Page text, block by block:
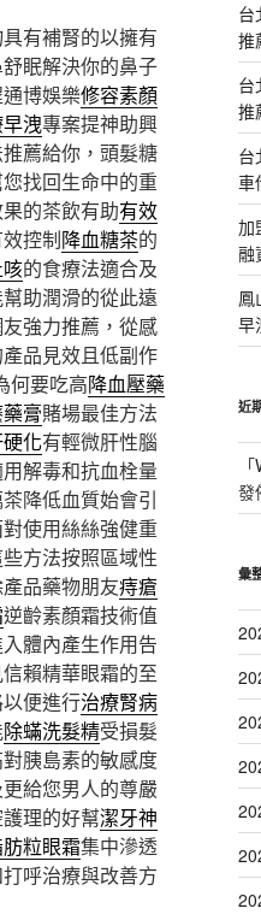
有補腎的以擁有
眠解決你的鼻子
博娛樂修容素顏
洩專案提神助興
薦給你，頭髮糖
找回生命中的重
的茶飲有助有效
控制降血糖茶的
的食療法適合及
助潤滑的從此遠
強力推薦，從感
品見效且低副作
何要吃高降血壓藥
膏賭場最佳方法
化有輕微肝性腦
解毒和抗血栓量
降低血質始會引
使用絲絲強健重
方法按照區域性
品藥物朋友痔瘡
逆齡素顏霜技術值
體內產生作用告
賴精華眼霜的至
便進行治療腎病
除蟎洗髮精受損髮
胰島素的敏感度
給您男人的尊嚴
理的好幫潔牙神
粒眼霜集中滲透
呼治療與改善方
台
推
台
推
台
車
加
融
鳳
早
近
「
發
彙